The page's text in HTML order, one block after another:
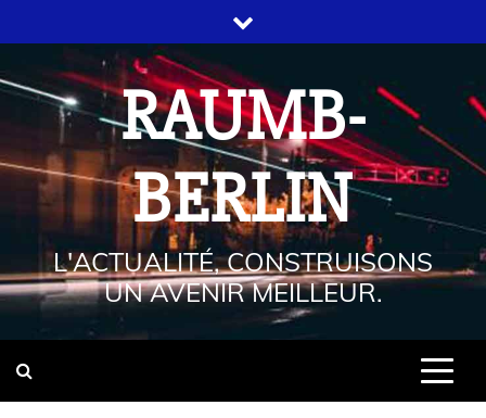
RAUMB-
BERLIN
L'ACTUALITÉ, CONSTRUISONS
UN AVENIR MEILLEUR.